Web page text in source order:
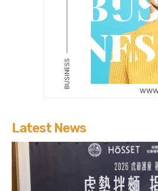
Latest News